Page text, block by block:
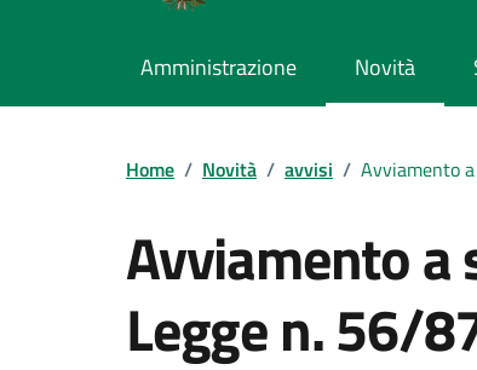
Amministrazione Novità
Home / Novità / avvisi / Avviamento
Avviamento a
Legge n. 56/